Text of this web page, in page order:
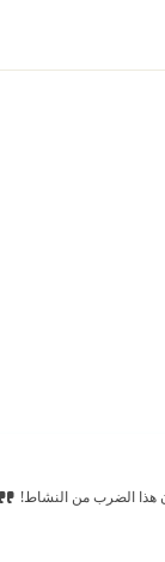
هذا الضرب من النشاط!